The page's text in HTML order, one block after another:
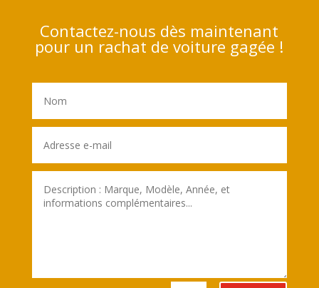
Contactez-nous dès maintenant
pour un rachat de voiture gagée !